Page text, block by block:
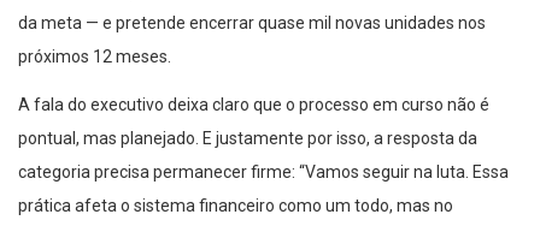
da meta — e pretende encerrar quase mil novas unidades nos
próximos 12 meses.
A fala do executivo deixa claro que o processo em curso não é
pontual, mas planejado. E justamente por isso, a resposta da
categoria precisa permanecer firme: “Vamos seguir na luta. Essa
prática afeta o sistema financeiro como um todo, mas no